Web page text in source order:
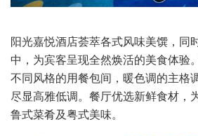
阳光嘉悦酒店荟萃各式风味美馔，同
中，为宾客呈现全然焕活的美食体验。
不同风格的用餐包间，暖色调的主格
尽显高雅低调。餐厅优选新鲜食材，
鲁式菜肴及粤式美味。